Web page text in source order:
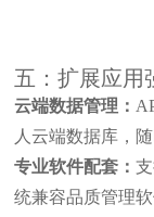
五：扩展应用
云端数据管理：
人云端数据库，
专业软件配套：
统兼容品质管理